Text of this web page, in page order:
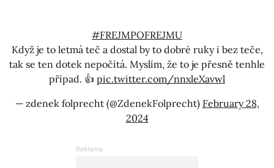
#FREJMPOFREJMU
Když je to letmá teč a dostal by to dobré ruky i bez teče,
tak se ten dotek nepočítá. Myslím, že to je přesně tenhle
případ. 👍 pic.twitter.com/nnxleXavwl
— zdenek folprecht (@ZdenekFolprecht) February 28,
2024